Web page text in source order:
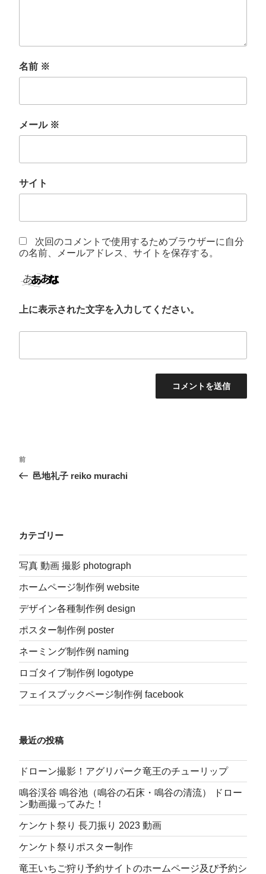
名前 ※
メール ※
サイト
次回のコメントで使用するためブラウザーに自分
の名前、メールアドレス、サイトを保存する。
上に表示された文字を入力してください。
投
稿
ー
シ
ョ
ン
前
の
前
邑地礼子 reiko murachi
カテゴリー
写真 動画 撮影 photograph
ホームページ制作例 website
デザイン各種制作例 design
ポスター制作例 poster
ネーミング制作例 naming
ロゴタイプ制作例 logotype
フェイスブックページ制作例 facebook
最近の投稿
ドローン撮影！アグリパーク竜王のチューリップ
鳴谷渓谷 鳴谷池（鳴谷の石床・鳴谷の清流） ドロー
ン動画撮ってみた！
ケンケト祭り 長刀振り 2023 動画
ケンケト祭りポスター制作
竜王いちご狩り予約サイトのホームページ及び予約シ